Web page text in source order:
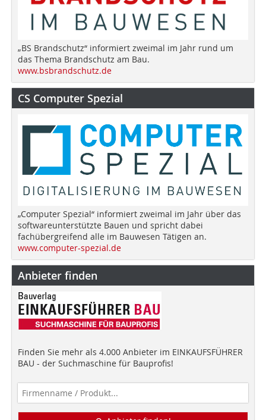
„BS Brandschutz“ informiert zweimal im Jahr rund um
das Thema Brandschutz am Bau.
www.bsbrandschutz.de
CS Computer Spezial
„Computer Spezial“ informiert zweimal im Jahr über das
softwareunterstützte Bauen und spricht dabei
fachübergreifend alle im Bauwesen Tätigen an.
www.computer-spezial.de
Anbieter finden
Finden Sie mehr als 4.000 Anbieter im EINKAUFSFÜHRER
BAU - der Suchmaschine für Bauprofis!